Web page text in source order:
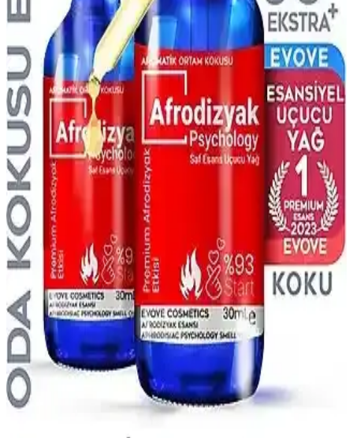
Afro Dynamic parfümünün kalıcılığı hakkında net bilgiler olmasa
da, koku notaları, formülasyon ve kullanım koşulları gibi faktörler
kalıcılığı etkiler. Doğru saklama ve uygulama ile performans
artırılabilir.
Afrodizyak Temalı Parfümler: Çekiciliği Artıran
Kokuların Güncel Trendleri ve Özellikleri
Afrodizyak temalı parfümler, içerdikleri maddeler ve koku
profilleriyle romantik ve çekici bir izlenim bırakmak isteyenler için
ideal seçenekler sunar.
Afro Dynamic Parfüm ve Ferah Koku Özellikleri
Hakkında Bilgi ve Değerlendirme
Afro Dynamic parfümü, ferah ve taze koku beklentilerine uygun
olup olmadığını anlamak için içerik ve kullanıcı yorumlarına
bakmak gerekir. Notalar ve koku profili önemli faktörlerdir.
Afro Dynamic Parfüm Günlük Kullanım İçin
Uygun Mu Hafif ve Kalıcı Özellikleriyle
Afro Dynamic parfüm, hafif yapısı ve odunsu notalarıyla günlük
kullanım için ideal, ferah ve kalıcı bir seçenektir. Ofis ve günlük
aktivitelerde hoş bir koku sağlar.
Afrodizyak Etkili Kozmetik Ürünleri: Doğal